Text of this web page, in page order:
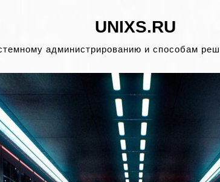
UNIXS.RU
администрированию и способам